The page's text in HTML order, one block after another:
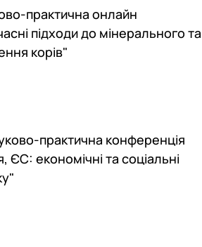
практична онлайн
підходи до мінерального та
корів"
практична конференція
ЄС: економічні та соціальні